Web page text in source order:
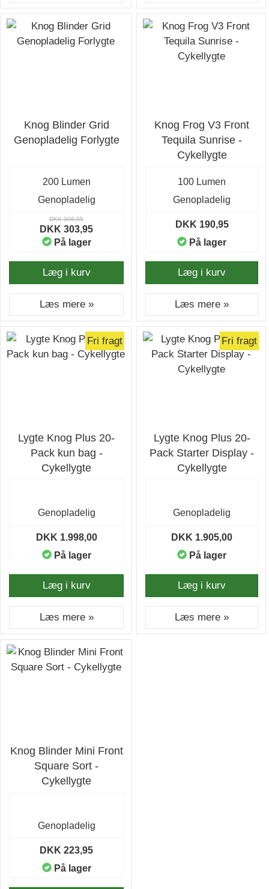
Knog Blinder Grid
Genopladelig Forlygte
200 Lumen
Genopladelig
DKK 306,95
DKK 303,95
På lager
Læg i kurv
Læs mere »
Knog Frog V3 Front
Tequila Sunrise -
Cykellygte
100 Lumen
Genopladelig
DKK 190,95
På lager
Læg i kurv
Læs mere »
Fri fragt
Lygte Knog Plus 20-
Pack kun bag -
Cykellygte
Genopladelig
DKK 1.998,00
På lager
Læg i kurv
Læs mere »
Fri fragt
Lygte Knog Plus 20-
Pack Starter Display -
Cykellygte
Genopladelig
DKK 1.905,00
På lager
Læg i kurv
Læs mere »
Knog Blinder Mini Front
Square Sort -
Cykellygte
Genopladelig
DKK 223,95
På lager